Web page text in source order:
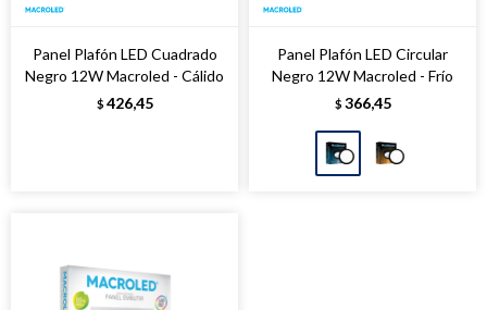
Panel Plafón LED Cuadrado
Negro 12W Macroled - Cálido
$ 426,45
Panel Plafón LED Circular
Negro 12W Macroled - Frío
$ 366,45